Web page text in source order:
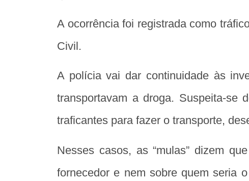
A ocorrência foi registrada como
Civil.
A polícia vai dar continuidade às
transportavam a droga. Suspeita-se
traficantes para fazer o transporte,
Nesses casos, as “mulas” dizem
fornecedor e nem sobre quem seria